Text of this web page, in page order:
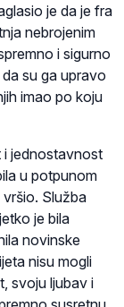
je da je fra
nebrojenim
i sigurno
su ga upravo
imao po koju
i jednostavnost
u potpunom
vršio. Služba
je bila
novinske
nisu mogli
svoju ljubav i